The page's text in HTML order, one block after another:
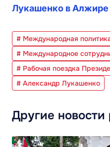
Лукашенко в Алжире
# Международная
# Международное
# Рабочая поездка
# Александр Лукашенко
Другие новости